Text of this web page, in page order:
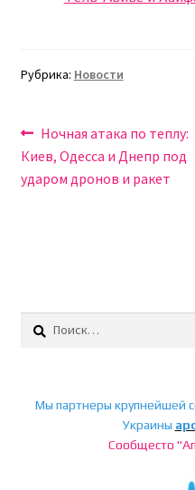
Рубрика: Новости
Навигация
по
Предыдущая
запись:
Ночная атака по теплу:
Киев, Одесса и Днепр под
ударом дронов и ракет
Найти:
Мы партнеры крупнейшей
Украины
Сообщесто